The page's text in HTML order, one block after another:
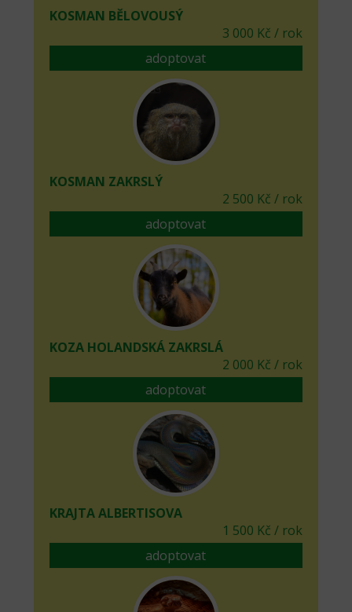
KOSMAN BĚLOVOUSÝ
3 000 Kč / rok
adoptovat
KOSMAN ZAKRSLÝ
2 500 Kč / rok
adoptovat
KOZA HOLANDSKÁ ZAKRSLÁ
2 000 Kč / rok
adoptovat
KRAJTA ALBERTISOVA
1 500 Kč / rok
adoptovat